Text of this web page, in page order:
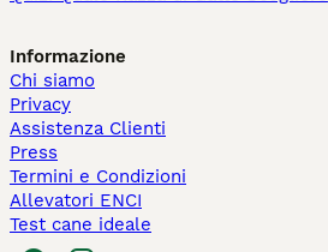
Informazione
Chi siamo
Privacy
Assistenza Clienti
Press
Termini e Condizioni
Allevatori ENCI
Test cane ideale